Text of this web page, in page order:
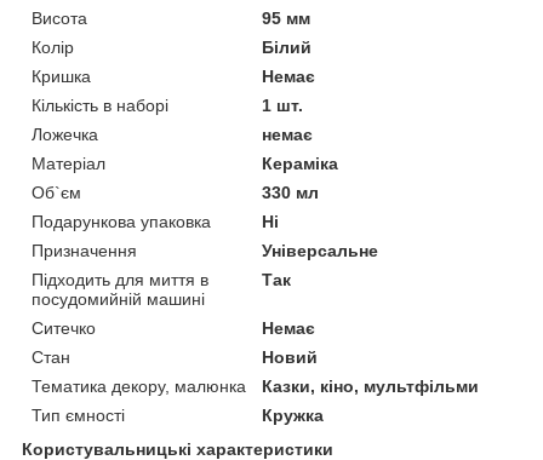
Висота
95 мм
Колір
Білий
Кришка
Немає
Кількість в наборі
1 шт.
Ложечка
немає
Матеріал
Кераміка
Об`єм
330 мл
Подарункова упаковка
Ні
Призначення
Універсальне
Підходить для миття в
посудомийній машині
Так
Ситечко
Немає
Стан
Новий
Тематика декору, малюнка
Казки, кіно, мультфільми
Тип ємності
Кружка
Користувальницькі характеристики